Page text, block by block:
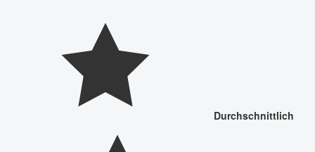
Durchschnittlich